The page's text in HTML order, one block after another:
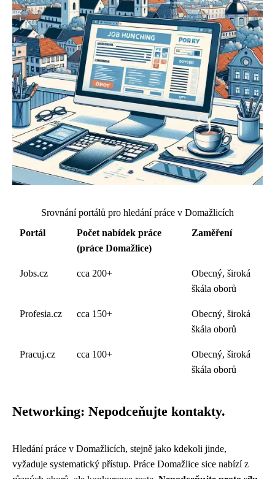
Srovnání portálů pro hledání práce v Domažlicích
Portál
Počet nabídek práce
(práce Domažlice)
Zaměření
Jobs.cz cca 200+
Obecný, široká
škála oborů
Profesia.cz cca 150+
Obecný, široká
škála oborů
Pracuj.cz cca 100+
Obecný, široká
škála oborů
Networking: Nepodceňujte kontakty.
Hledání práce v Domažlicích, stejně jako kdekoli jinde,
vyžaduje systematický přístup. Práce Domažlice sice nabízí z